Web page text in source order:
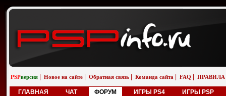
PSPверсия Новое на сайте Обратная связь Команда сайта FAQ ПРАВИЛА
ГЛАВНАЯ ЧАТ ФОРУМ ИГРЫ PS4 ИГРЫ PSP